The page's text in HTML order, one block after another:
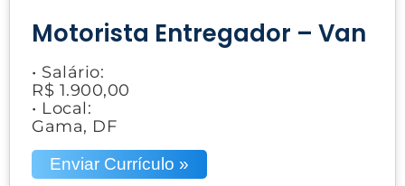
Motorista Entregador – Van
• Salário:
R$ 1.900,00
• Local:
Gama, DF
Enviar Currículo »